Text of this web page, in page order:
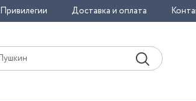
Привилегии Доставка и оплата